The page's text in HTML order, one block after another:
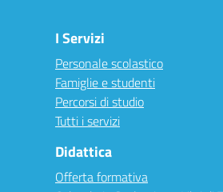
I Servizi
Personale scolastico
Famiglie e studenti
Percorsi di studio
Tutti i servizi
Didattica
Offerta formativa